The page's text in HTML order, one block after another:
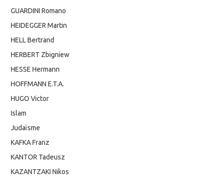
GUARDINI Romano
HEIDEGGER Martin
HELL Bertrand
HERBERT Zbigniew
HESSE Hermann
HOFFMANN E.T.A.
HUGO Victor
Islam
Judaïsme
KAFKA Franz
KANTOR Tadeusz
KAZANTZAKI Nikos